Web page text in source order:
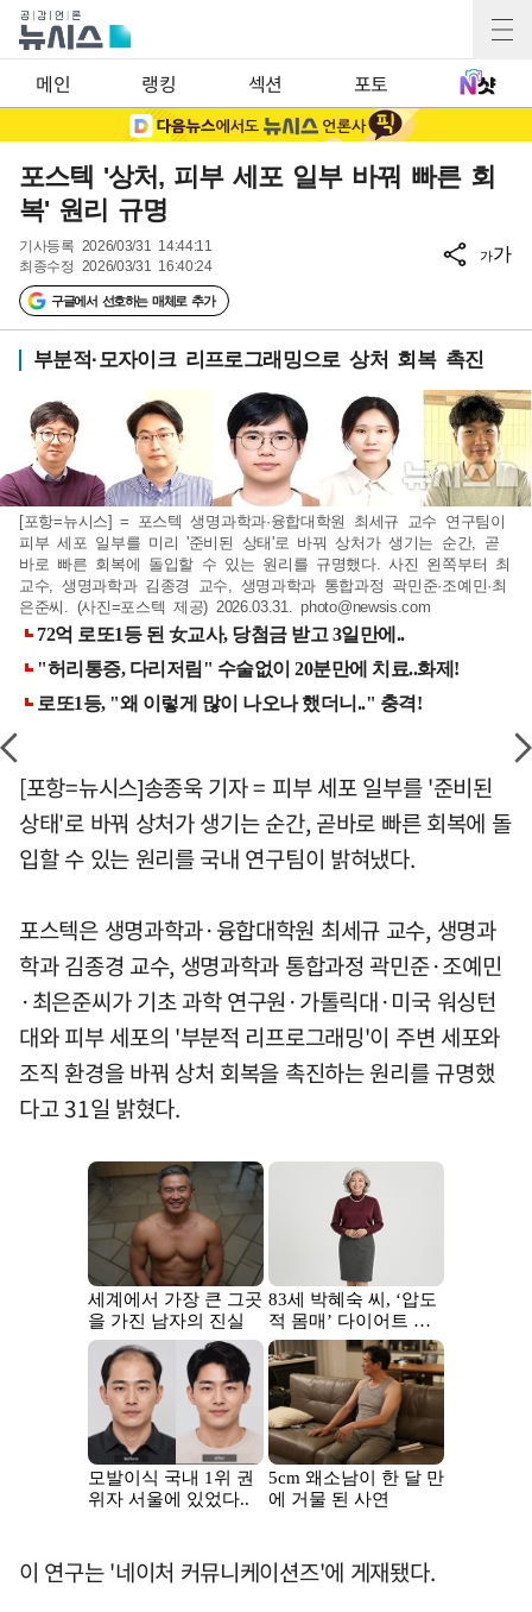
메인 랭킹 섹션 포토
포스텍 '상처, 피부 세포 일부 바꿔 빠른 회
복' 원리 규명
기사등록 2026/03/31 14:44:11
최종수정 2026/03/31 16:40:24
구글에서 선호하는 매체로 추가
가가
부분적·모자이크 리프로그래밍으로 상처 회복 촉진
[포항=뉴시스] = 포스텍 생명과학과·융합대학원 최세규 교수 연구팀이
피부 세포 일부를 미리 '준비된 상태'로 바꿔 상처가 생기는 순간, 곧
바로 빠른 회복에 돌입할 수 있는 원리를 규명했다. 사진 왼쪽부터 최
교수, 생명과학과 김종경 교수, 생명과학과 통합과정 곽민준·조예민·최
은준씨. (사진=포스텍 제공) 2026.03.31.photo@newsis.com
[포항=뉴시스]송종욱 기자 = 피부 세포 일부를 '준비된
상태'로 바꿔 상처가 생기는 순간, 곧바로 빠른 회복에 돌
입할 수 있는 원리를 국내 연구팀이 밝혀냈다.
포스텍은 생명과학과·융합대학원 최세규 교수, 생명과
학과 김종경 교수, 생명과학과 통합과정 곽민준·조예민
·최은준씨가 기초 과학 연구원·가톨릭대·미국 워싱턴
대와 피부 세포의 '부분적 리프로그래밍'이 주변 세포와
조직 환경을 바꿔 상처 회복을 촉진하는 원리를 규명했
다고 31일 밝혔다.
이 연구는 '네이처 커뮤니케이션즈'에 게재됐다.